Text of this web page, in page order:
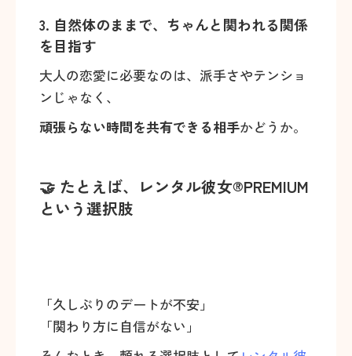
3. 自然体のままで、ちゃんと関われる関係
を目指す
大人の恋愛に必要なのは、派手さやテンショ
ンじゃなく、
頑張らない時間を共有できる相手かどうか。
🤝 たとえば、レンタル彼女®PREMIUM
という選択肢
「久しぶりのデートが不安」
「関わり方に自信がない」